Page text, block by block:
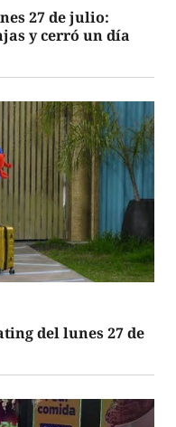
27 de julio:
y cerró un día
del lunes 27 de